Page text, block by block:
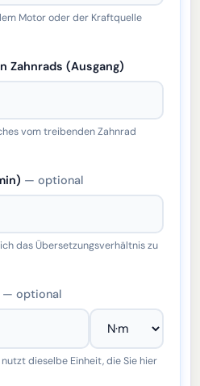
Motor oder der Kraftquelle
Zahnrads (Ausgang)
vom treibenden Zahnrad
— optional
das Übersetzungsverhältnis zu
— optional
dieselbe Einheit, die Sie hier